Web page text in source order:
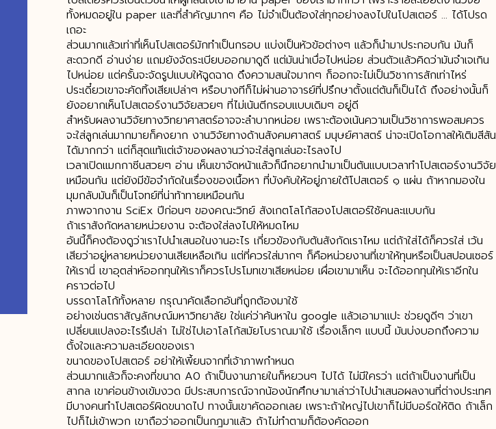
ทั้งหมดอยู่ใน paper และที่สำคัญมากๆ คือ ไม่จำเป็นต้องใส่ทุกอย่างลงไปในโปสเตอร์ … ได้โปรด
เถอะ
ส่วนมากแล้วเท่าที่เห็นโปสเตอร์มักทำเป็นกรอบ แบ่งเป็นหัวข้อต่างๆ แล้วก็นำมาประกอบกัน มันก็
สะดวกดี อ่านง่าย แถมยังจัดระเบียบออกมาดูดี แต่มันน่าเบื่อไปหน่อย ส่วนตัวแล้วคิดว่ามันจำเจเกิน
ไปหน่อย แต่ครั้นจะจัดรูปแบบให้ฉูดฉาด ดึงความสนใจมากๆ ก็ออกจะไม่เป็นวิชาการสักเท่าไหร่
ประเดี๋ยวเขาจะคัดทิ้งเสียเปล่าๆ หรือบางทีก็ไม่ผ่านอาจารย์ที่ปรึกษาตั้งแต่ต้นก็เป็นได้ ถึงอย่างนั้นก็
ยังอยากเห็นโปสเตอร์งานวิจัยสวยๆ ที่ไม่เน้นตีกรอบแบบเดิมๆ อยู่ดี
สำหรับผลงานวิจัยทางวิทยาศาสตร์อาจจะลำบากหน่อย เพราะต้องเน้นความเป็นวิชาการพอสมควร
จะใส่ลูกเล่นมากมายก็คงยาก งานวิจัยทางด้านสังคมศาสตร์ มนุษย์ศาสตร์ น่าจะเปิดโอกาสให้เติมสีสัน
ได้มากกว่า แต่ก็สุดแท้แต่เจ้าของผลงานว่าจะใส่ลูกเล่นอะไรลงไป
เวลาเปิดแมกกาซีนสวยๆ อ่าน เห็นเขาจัดหน้าแล้วก็นึกอยากนำมาเป็นต้นแบบเวลาทำโปสเตอร์งานวิจัย
เหมือนกัน แต่ยังมีข้อจำกัดในเรื่องของเนื้อหา ที่บังคับให้อยู่ภายใต้โปสเตอร์ ๑ แผ่น ถ้าหากมองใน
มุมกลับมันก็เป็นโจทย์ที่น่าท้าทายเหมือนกัน
ภาพจากงาน SciEx ปีก่อนๆ ของคณะวิทย์ สังเกตโลโก้สองโปสเตอร์ใช้คนละแบบกัน
ถ้าเราสังกัดหลายหน่วยงาน จะต้องใส่ลงไปให้หมดไหม
อันนี้ก็คงต้องดูว่าเราไปนำเสนอในงานอะไร เกี่ยวข้องกับต้นสังกัดเราไหม แต่ถ้าใส่ได้ก็ควรใส่ เว้น
เสียว่าอยู่หลายหน่วยงานเสียเหลือเกิน แต่ที่ควรใส่มากๆ ก็คือหน่วยงานที่เขาให้ทุนหรือเป็นสปอนเซอร์
ให้เรานี่ เขาอุตส่าห์ออกทุนให้เราก็ควรโปรโมทเขาเสียหน่อย เผื่อเขามาเห็น จะได้ออกทุนให้เราอีกใน
คราวต่อไป
บรรดาโลโก้ทั้งหลาย กรุณาคัดเลือกอันที่ถูกต้องมาใช้
อย่างเช่นตราสัญลักษณ์มหาวิทยาลัย ใช่แค่ว่าค้นหาใน google แล้วเอามาแปะ ช่วยดูดีๆ ว่าเขา
เปลี่ยนแปลงอะไรรึเปล่า ไม่ใช่ไปเอาโลโก้สมัยโบราณมาใช้ เรื่องเล็กๆ แบบนี้ มันบ่งบอกถึงความ
ตั้งใจและความละเอียดของเรา
ขนาดของโปสเตอร์ อย่าให้เพี้ยนจากที่เจ้าภาพกำหนด
ส่วนมากแล้วก็จะคงที่ขนาด A0 ถ้าเป็นงานภายในก็หยวนๆ ไปได้ ไม่มีใครว่า แต่ถ้าเป็นงานที่เป็น
สากล เขาค่อนข้างเข้มงวด มีประสบการณ์จากน้องนักศึกษามาเล่าว่าไปนำเสนอผลงานที่ต่างประเทศ
มีบางคนทำโปสเตอร์ผิดขนาดไป ทางนั้นเขาคัดออกเลย เพราะถ้าใหญ่ไปเขาก็ไม่มีบอร์ดให้ติด ถ้าเล็ก
ไปก็ไม่เข้าพวก เขาถือว่าออกเป็นกฎมาแล้ว ถ้าไม่ทำตามก็ต้องคัดออก